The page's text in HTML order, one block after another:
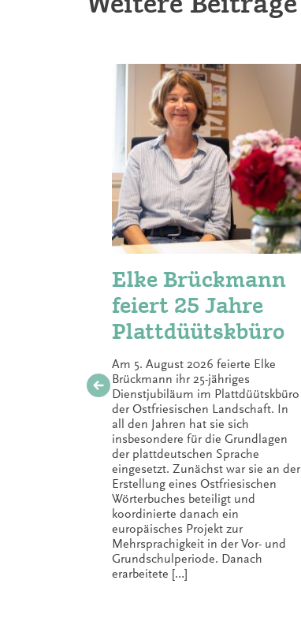
Elke Brückmann
feiert 25 Jahre
Plattdüütskbüro
Am 5. August 2026 feierte Elke
Brückmann ihr 25-jähriges
Dienstjubiläum im Plattdüütskbüro
der Ostfriesischen Landschaft. In
all den Jahren hat sie sich
insbesondere für die Grundlagen
der plattdeutschen Sprache
eingesetzt. Zunächst war sie an der
Erstellung eines Ostfriesischen
Wörterbuches beteiligt und
koordinierte danach ein
europäisches Projekt zur
Mehrsprachigkeit in der Vor- und
Grundschulperiode. Danach
erarbeitete […]